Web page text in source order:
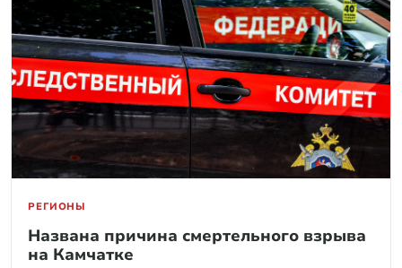
РЕГИОНЫ
Названа причина смертельного взрыва
на Камчатке